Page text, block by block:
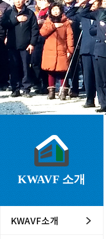
KWAVF 소개
KWAVF소개